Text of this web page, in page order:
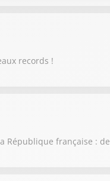
records !
française :